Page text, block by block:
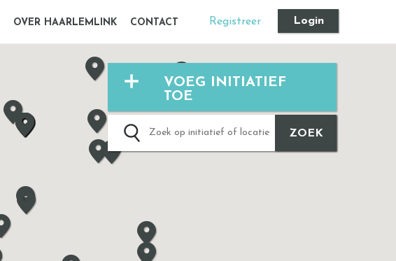
OVER HAARLEMLINK CONTACT Registreer Login
VOEG INITIATIEF
TOE